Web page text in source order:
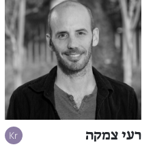
רעי צמקה